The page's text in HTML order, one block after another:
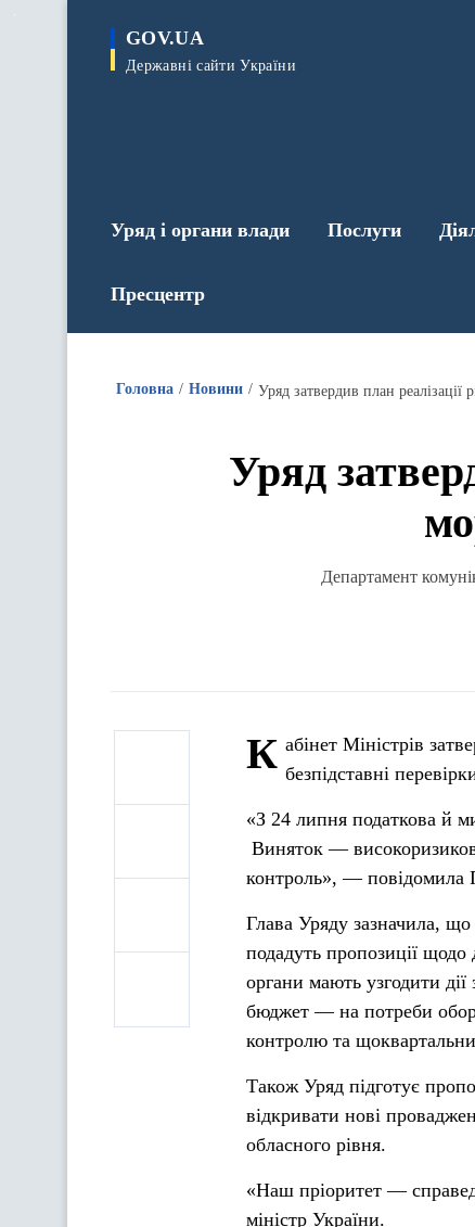
GOV.UA
Державні сайти України
Уряд і органи влади Послуги
Пресцентр
Головна Новини Уряд затвердив план
Уряд
Департамент
К абінет Міністрів
безпідставні
«З 24 липня податкова й
Виняток —
контроль», — повідомила
Глава Уряду зазначила, що
подадуть пропозиції щодо
органи мають узгодити
бюджет — на потреби
контролю та
Також Уряд підготує
відкривати нові
обласного рівня.
«Наш пріоритет —
міністр України.